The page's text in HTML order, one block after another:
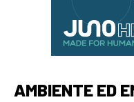
AMBIENTE ED